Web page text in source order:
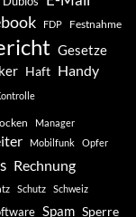
FDP Festnahme
Gesetze
Haft Handy
Manager
Mobilfunk Opfer
Rechnung
Schutz Schweiz
Spam Sperre